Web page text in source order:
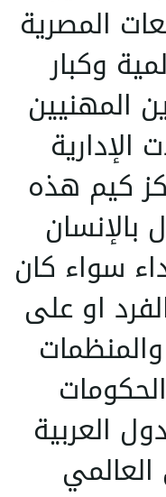
المصرية
وكبار
المهنيين
الإدارية
كيم هذه
سواء كان
او على
العربية